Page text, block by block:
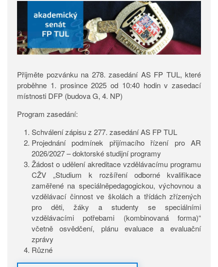
Přijměte pozvánku na 278. zasedání AS FP TUL, které
proběhne 1. prosince 2025 od 10:40 hodin v zasedací
místnosti DFP (budova G, 4. NP)
Program zasedání:
Schválení zápisu z 277. zasedání AS FP TUL
Projednání podmínek přijímacího řízení pro AR
2026/2027 – doktorské studijní programy
Žádost o udělení akreditace vzdělávacímu programu
CŽV „Studium k rozšíření odborné kvalifikace
zaměřené na speciálněpedagogickou, výchovnou a
vzdělávací činnost ve školách a třídách zřízených
pro děti, žáky a studenty se speciálními
vzdělávacími potřebami (kombinovaná forma)“
včetně osvědčení, plánu evaluace a evaluační
zprávy
Různé